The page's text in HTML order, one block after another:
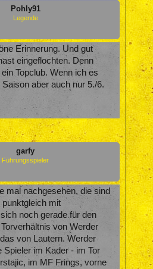
Pohly91
Legende
Erinnerung. Und gut
eingeflochten. Denn
Topclub. Wenn ich es
aber auch nur 5./6.
garfy
Führungsspieler
mal nachgesehen, die sind
punktgleich mit
noch gerade für den
von Werder
von Lautern. Werder
Spieler im Kader - im Tor
im MF Frings, vorne